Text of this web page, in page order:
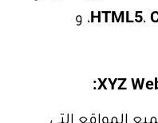
HTML5،
، و
المواقع التي